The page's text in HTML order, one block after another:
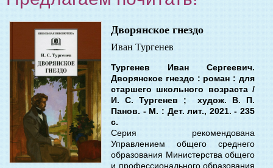
Дворянское гнездо
Иван Тургенев
Тургенев Иван Сергеевич.
Дворянское гнездо : роман : для
старшего школьного возраста /
И. С. Тургенев ; худож. В. П.
Панов. - М. : Дет. лит., 2021. - 235
с.
Серия рекомендована
Управлением общего среднего
образования Министерства общего
и профессионального образования